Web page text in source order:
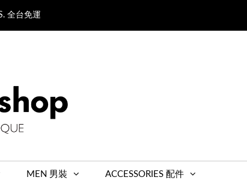
全台免運
MEN 男裝 ACCESSORIES 配件